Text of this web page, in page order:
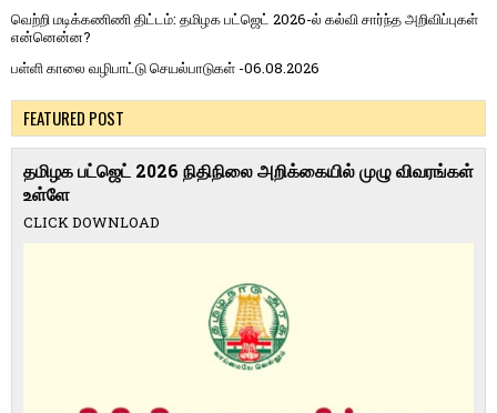
வெற்றி மடிக்கணிணி திட்டம்: தமிழக பட்ஜெட் 2026-ல் கல்வி சார்ந்த அறிவிப்புகள்
என்னென்ன?
பள்ளி காலை வழிபாட்டு செயல்பாடுகள் -06.08.2026
FEATURED POST
தமிழக பட்ஜெட் 2026 நிதிநிலை அறிக்கையில் முழு விவரங்கள்
உள்ளே
CLICK DOWNLOAD